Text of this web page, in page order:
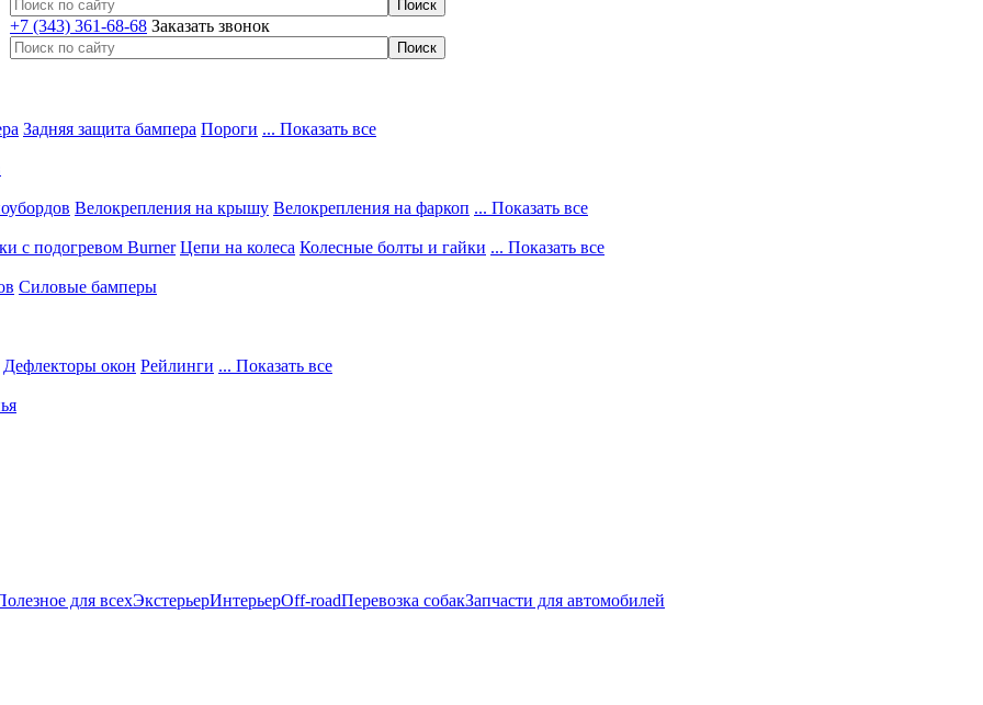
+7 (343) 361-68-68 Заказать звонок
Задняя защита бампера Пороги ... Показать все
Велокрепления на крышу Велокрепления на фаркоп ... Показать все
с подогревом Burner Цепи на колеса Колесные болты и гайки ... Показать все
Силовые бамперы
Дефлекторы окон Рейлинги ... Показать все
для всехЭкстерьерИнтерьерOff-roadПеревозка собакЗапчасти для автомобилей